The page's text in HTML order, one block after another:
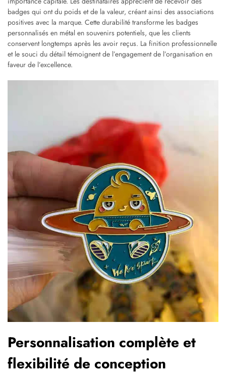
badges qui ont du poids et de la valeur, créant ainsi des associations
positives avec la marque. Cette durabilité transforme les badges
personnalisés en métal en souvenirs potentiels, que les clients
conservent longtemps après les avoir reçus. La finition professionnelle
et le souci du détail témoignent de l’engagement de l’organisation en
faveur de l’excellence.
Personnalisation complète et
flexibilité de conception